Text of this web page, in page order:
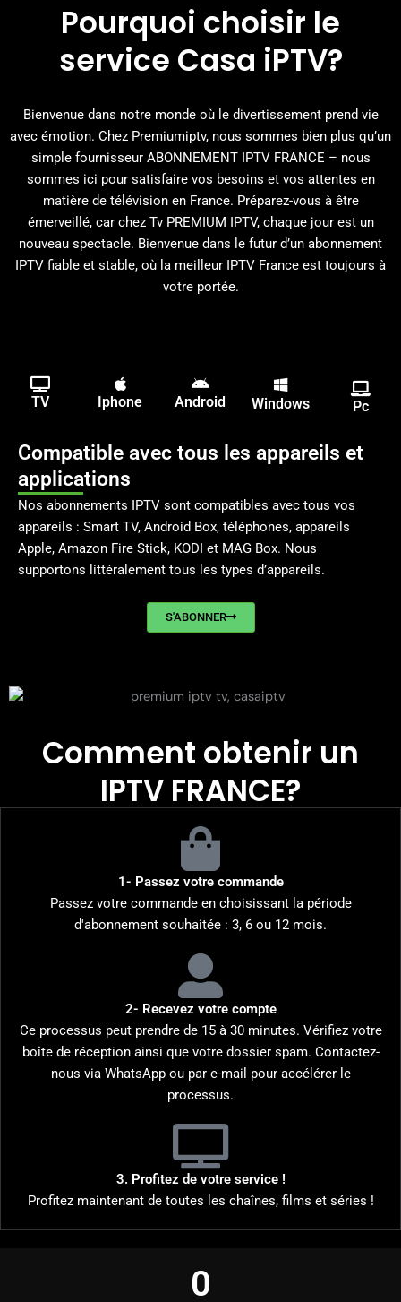
Pourquoi choisir le
service Casa iPTV?
Bienvenue dans notre monde où le divertissement prend vie
avec émotion. Chez Premiumiptv, nous sommes bien plus qu’un
simple fournisseur ABONNEMENT IPTV FRANCE – nous
sommes ici pour satisfaire vos besoins et vos attentes en
matière de télévision en France. Préparez-vous à être
émerveillé, car chez Tv PREMIUM IPTV, chaque jour est un
nouveau spectacle. Bienvenue dans le futur d’un abonnement
IPTV fiable et stable, où la meilleur IPTV France est toujours à
votre portée.
TV Iphone Android Windows Pc
Compatible avec tous les appareils et
applications
Nos abonnements IPTV sont compatibles avec tous vos
appareils : Smart TV, Android Box, téléphones, appareils
Apple, Amazon Fire Stick, KODI et MAG Box. Nous
supportons littéralement tous les types d’appareils.
S'ABONNER
Comment obtenir un
IPTV FRANCE?
1- Passez votre commande
Passez votre commande en choisissant la période
d'abonnement souhaitée : 3, 6 ou 12 mois.
2- Recevez votre compte
Ce processus peut prendre de 15 à 30 minutes. Vérifiez votre
boîte de réception ainsi que votre dossier spam. Contactez-
nous via WhatsApp ou par e-mail pour accélérer le
processus.
3. Profitez de votre service !
Profitez maintenant de toutes les chaînes, films et séries !
0